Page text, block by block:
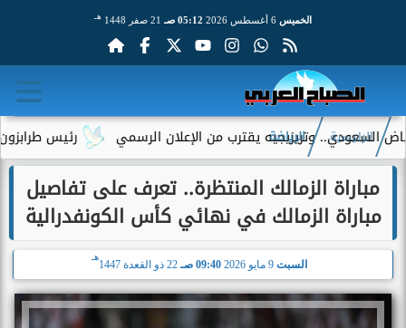
الخميس 05:12 صـ 21 صفر 1448 هـ
رئيس طرابزون سبور وتريزيجيه يقترب من الإعلان الرسمي
الرئيسية الرياضة
مباراة الزمالك المنتظرة.. تعرف على تفاصيل
مباراة الزمالك في نهائي كأس الكونفدرالية
السبت 09:40 صـ 22 ذو القعدة 1447
هـ